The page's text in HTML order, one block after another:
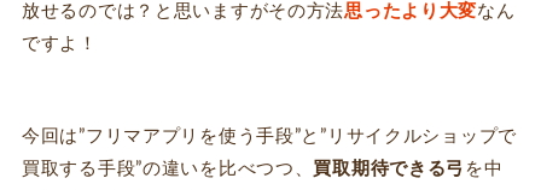
放せるのでは？と思いますがその方法思ったより大変なん
ですよ！
今回は”フリマアプリを使う手段”と”リサイクルショップで
買取する手段”の違いを比べつつ、 買取期待できる弓 を中